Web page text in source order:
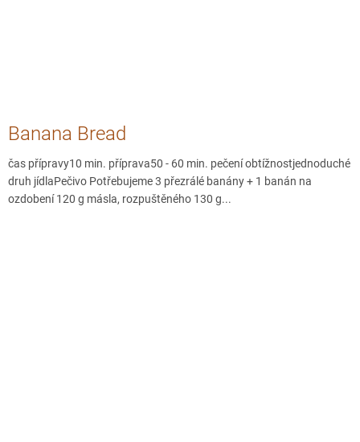
Banana Bread
čas přípravy10 min. příprava50 - 60 min. pečení obtížnostjednoduché
druh jídlaPečivo Potřebujeme 3 přezrálé banány + 1 banán na
ozdobení 120 g másla, rozpuštěného 130 g...